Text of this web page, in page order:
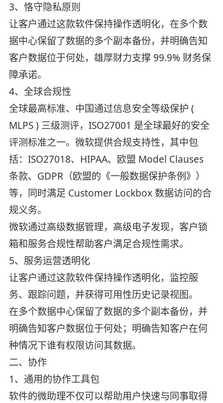
3、恪守隐私原则
让客户通过这款软件保持操作透明化，在多个数
据中心保留了数据的多个副本备份，并明确告知
客户数据位于何处，雄厚财力支撑 99.9% 财务保
障承诺。
4、全球合规性
全球最高标准、中国通过信息安全等级保护 (
MLPS ) 三级测评，ISO27001 是全球最好的安全
评测标准之一。微软提供合规支持性，其中包
括：ISO27018、HIPAA、欧盟 Model Clauses
条款、GDPR（欧盟的《一般数据保护条例》）
等，同时满足 Customer Lockbox 数据访问的合
规义务。
微软通过高级数据管理，高级电子发现，客户锁
箱和服务合规性帮助客户满足合规性需求。
5、服务运营透明化
让客户通过这款软件保持操作透明化，监控服
务、跟踪问题，并获得可用性历史记录视图。
在多个数据中心保留了数据的多个副本备份，并
明确告知客户数据位于何处；明确告知客户在何
种情况下谁有权限访问其数据。
二、协作
1、通用的协作工具包
软件的微助理不仅可以帮助用户快速与同事取得